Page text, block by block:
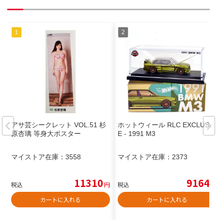
アサ芸シークレット VOL.51 杉
原杏璃 等身大ポスター
マイストア在庫： 3558
税込 11310円
カートに入れる
ホットウィール RLC EXCLUSIV
E - 1991 M3
マイストア在庫： 2373
税込 9164
カートに入れる